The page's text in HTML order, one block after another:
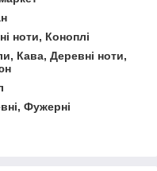
ноти, Коноплі
Кава, Деревні ноти,
Фужерні